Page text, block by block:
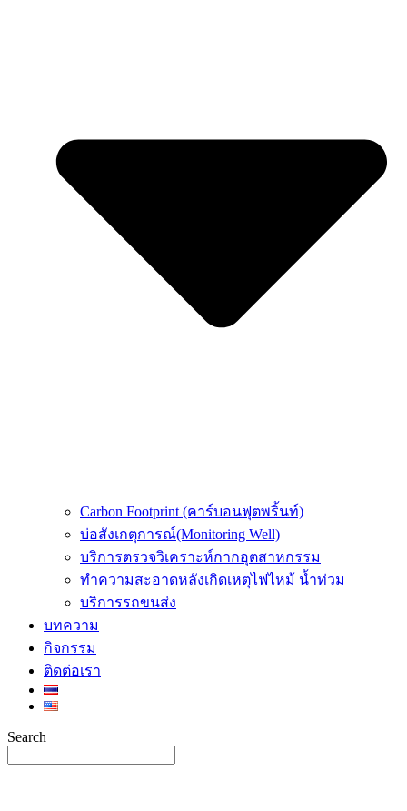
Carbon Footprint (คาร์บอนฟุตพริ้นท์)
บ่อสังเกตุการณ์(Monitoring Well)
บริการตรวจวิเคราะห์กากอุตสาหกรรม
ทำความสะอาดหลังเกิดเหตุไฟไหม้ น้ำท่วม
บริการรถขนส่ง
บทความ
กิจกรรม
ติดต่อเรา
Search